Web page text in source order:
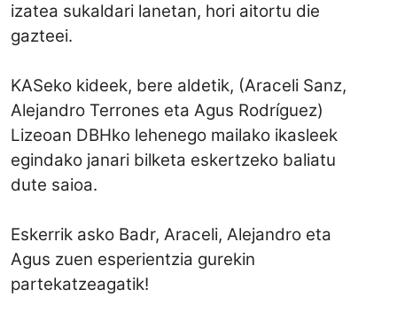
izatea sukaldari lanetan, hori aitortu die
gazteei.
KASeko kideek, bere aldetik, (Araceli Sanz,
Alejandro Terrones eta Agus Rodríguez)
Lizeoan DBHko lehenego mailako ikasleek
egindako janari bilketa eskertzeko baliatu
dute saioa.
Eskerrik asko Badr, Araceli, Alejandro eta
Agus zuen esperientzia gurekin
partekatzeagatik!